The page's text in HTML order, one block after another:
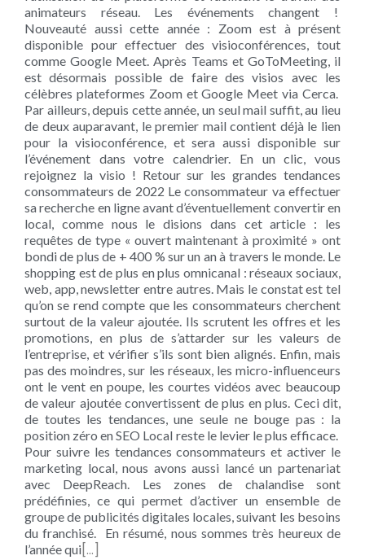
animateurs réseau. Les événements changent !
Nouveauté aussi cette année : Zoom est à présent
disponible pour effectuer des visioconférences, tout
comme Google Meet. Après Teams et GoToMeeting, il
est désormais possible de faire des visios avec les
célèbres plateformes Zoom et Google Meet via Cerca.
Par ailleurs, depuis cette année, un seul mail suffit, au lieu
de deux auparavant, le premier mail contient déjà le lien
pour la visioconférence, et sera aussi disponible sur
l’événement dans votre calendrier. En un clic, vous
rejoignez la visio ! Retour sur les grandes tendances
consommateurs de 2022 Le consommateur va effectuer
sa recherche en ligne avant d’éventuellement convertir en
local, comme nous le disions dans cet article : les
requêtes de type « ouvert maintenant à proximité » ont
bondi de plus de + 400 % sur un an à travers le monde. Le
shopping est de plus en plus omnicanal : réseaux sociaux,
web, app, newsletter entre autres. Mais le constat est tel
qu’on se rend compte que les consommateurs cherchent
surtout de la valeur ajoutée. Ils scrutent les offres et les
promotions, en plus de s’attarder sur les valeurs de
l’entreprise, et vérifier s’ils sont bien alignés. Enfin, mais
pas des moindres, sur les réseaux, les micro-influenceurs
ont le vent en poupe, les courtes vidéos avec beaucoup
de valeur ajoutée convertissent de plus en plus. Ceci dit,
de toutes les tendances, une seule ne bouge pas : la
position zéro en SEO Local reste le levier le plus efficace.
Pour suivre les tendances consommateurs et activer le
marketing local, nous avons aussi lancé un partenariat
avec DeepReach. Les zones de chalandise sont
prédéfinies, ce qui permet d’activer un ensemble de
groupe de publicités digitales locales, suivant les besoins
du franchisé. En résumé, nous sommes très heureux de
l’année qui[…]